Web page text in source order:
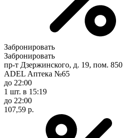
Забронировать
Забронировать
пр-т Дзержинского, д. 19, пом. 850
ADEL Аптека №65
до 22:00
1 шт. в 15:19
до 22:00
107,59 р.